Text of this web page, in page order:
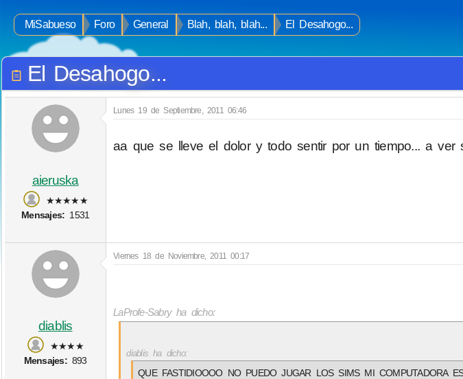
MiSabueso Foro General Blah, blah, blah... El Desahogo...
El Desahogo...
aieruska
★★★★★
Mensajes: 1531
Lunes 19 de Septiembre, 2011 06:46
aa que se lleve el dolor y todo sentir por un tiempo... a ver
diablis
★★★★
Mensajes:893
Viernes 18 de Noviembre, 2011 00:17
LaProfe-Sabry ha dicho:
diablis ha dicho:
QUE FASTIDIOOOO NO PUEDO JUGAR LOS SIMS MI COMPUTADORA